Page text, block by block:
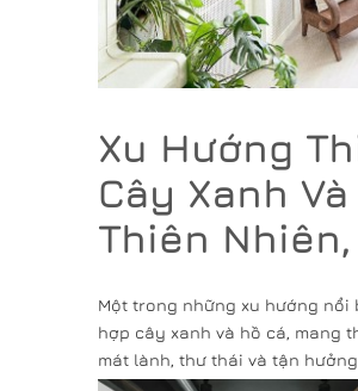
Xu Hướng
Cây Xanh
Thiên
Một trong những xu hướng
hợp cây xanh và hồ cá, mang
mát lành, thư thái và tận